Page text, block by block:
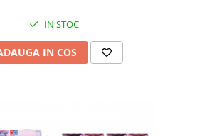
IN STOC
IN COS